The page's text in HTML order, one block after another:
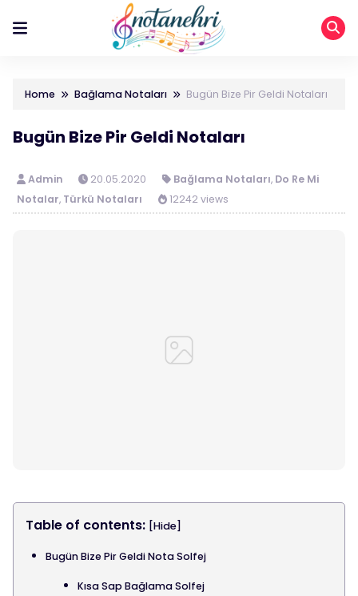
Home Bağlama Notaları Bugün Bize Pir Geldi Notaları
Bugün Bize Pir Geldi Notaları
Admin 20.05.2020 Bağlama Notaları, Do Re Mi
Notalar, Türkü Notaları 12242 views
Table of contents: [Hide]
Bugün Bize Pir Geldi Nota Solfej
Kısa Sap Bağlama Solfej